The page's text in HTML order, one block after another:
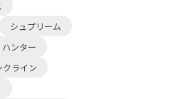
シュプリーム
ハンター
ライン